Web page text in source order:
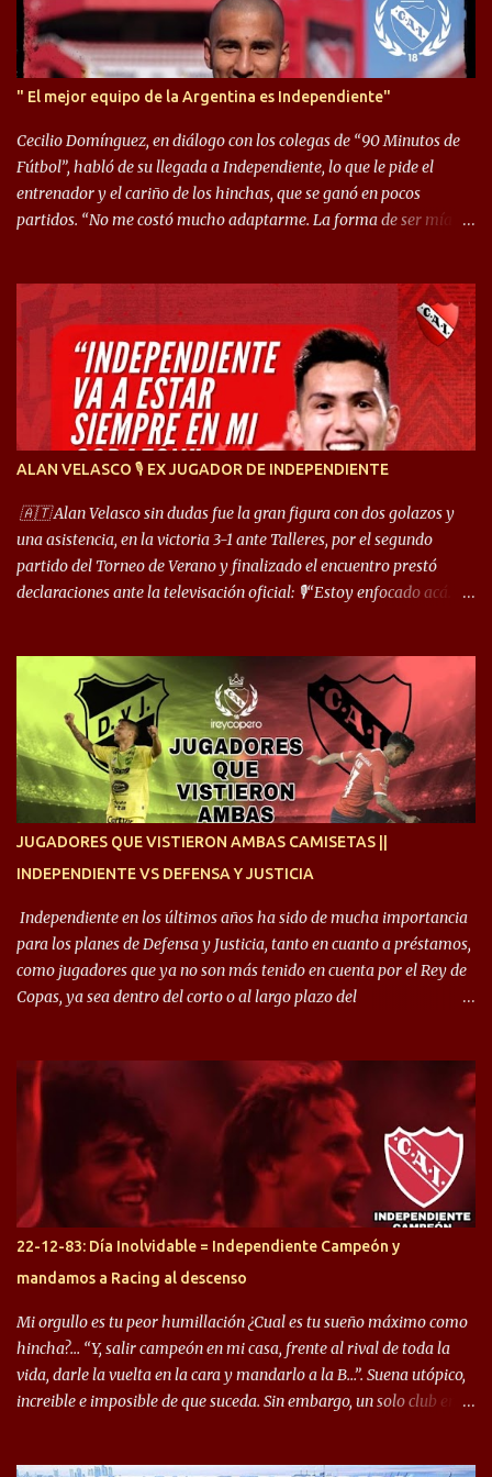
" El mejor equipo de la Argentina es Independiente"
Cecilio Domínguez, en diálogo con los colegas de “90 Minutos de
Fútbol”, habló de su llegada a Independiente, lo que le pide el
entrenador y el cariño de los hinchas, que se ganó en pocos
partidos. “No me costó mucho adaptarme. La forma de ser mía
llegué a un Independiente que juega muy dinámico y me gusta
mucho. Me favorece por la forma de jugar mía y eso también
ayudó a que me adapte”. “Me siento mejor por izquierda, pero me
gusta mucho jugar de 9, y juego sin problemas por derecha
también. Jugar de 9 y de extremo por izquierda es diferente. A mi
me gusta jugar por fuera, porque tengo mas posibilidades de
encarar, de enganchar. Pero yo soy un hombre que pica mucho y
arco y tengo más posibilidades”. Sobre lo que le pide el DT,
comentó: “Cuando juego de 9, obviamente me pide presionar, y
cuand...
ALAN VELASCO 🎙 EX JUGADOR DE INDEPENDIENTE
🇦🇹 Alan Velasco sin dudas fue la gran figura con dos golazos y
una asistencia, en la victoria 3-1 ante Talleres, por el segundo
partido del Torneo de Verano y finalizado el encuentro prestó
declaraciones ante la televisación oficial: 🎙️“Estoy enfocado acá.
ojalá sea lo mejor para el club y para mí. Independiente va a estar
siempre en mi corazón”. 🎙️“Siempre que me tocó vestir la camiseta
quise dar lo mejor. Si me toca marcharme, estoy agradecido al
hincha”. 🎙️“El equipo hizo un gran trabajo, quedó demostrado en el
resultado. Es nuestro segundo partido, en la pretemporada nos
enfocamos en la preparación física. El grupo está encontrando la
JUGADORES QUE VISTIERON AMBAS CAMISETAS ||
INDEPENDIENTE VS DEFENSA Y JUSTICIA
Independiente en los últimos años ha sido de mucha importancia
para los planes de Defensa y Justicia, tanto en cuanto a préstamos,
como jugadores que ya no son más tenido en cuenta por el Rey de
Copas, ya sea dentro del corto o al largo plazo del
Halcón de Varela, como lo es Brian Romero, quien paso a
préstamo allí durante el último mercado de pases y ha rendido de
gran manera, convirtiendo goles importantes, sobre todo en la
copa sudamericana. Pero no sucedió lo mismo en cuanto al
rendimiento que ha producido en el Rojo. Pasando a jugadores que
jugaron en Defensa y ahora están en el rojo, tenemos a la dupla
Gastón Togni y Domingo Blanco, donde ambos explotaron
futbolísticamente hablando en el equipo de Varela, donde, por
ejemplo, el caso de Mingo llego a ser tenido en cuenta para el
Seleccionado Argentino, rendimiento que aún no ha logrado
mostrar en Independiente. En e...
22-12-83: Día Inolvidable = Independiente Campeón y
mandamos a Racing al descenso
Mi orgullo es tu peor humillación ¿Cual es tu sueño máximo como
hincha?… “Y, salir campeón en mi casa, frente al rival de toda la
vida, darle la vuelta en la cara y mandarlo a la B…”. Suena utópico,
increible e imposible de que suceda. Sin embargo, un solo club en el